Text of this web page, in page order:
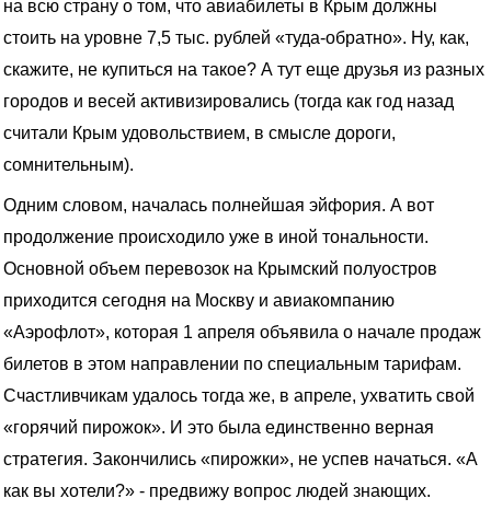
на всю страну о том, что авиабилеты в Крым должны
стоить на уровне 7,5 тыс. рублей «туда-обратно». Ну, как,
скажите, не купиться на такое? А тут еще друзья из разных
городов и весей активизировались (тогда как год назад
считали Крым удовольствием, в смысле дороги,
сомнительным).
Одним словом, началась полнейшая эйфория. А вот
продолжение происходило уже в иной тональности.
Основной объем перевозок на Крымский полуостров
приходится сегодня на Москву и авиакомпанию
«Аэрофлот», которая 1 апреля объявила о начале продаж
билетов в этом направлении по специальным тарифам.
Счастливчикам удалось тогда же, в апреле, ухватить свой
«горячий пирожок». И это была единственно верная
стратегия. Закончились «пирожки», не успев начаться. «А
как вы хотели?» - предвижу вопрос людей знающих.